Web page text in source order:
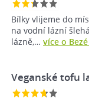
Bílky vlijeme do
na vodní lázní
lázně,… více o
Veganské tofu